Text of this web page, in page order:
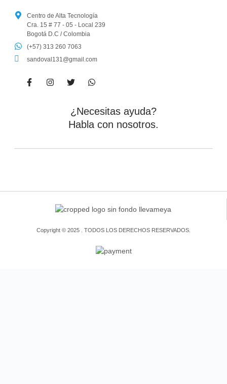
Centro de Alta Tecnología
Cra. 15 # 77 - 05 - Local 239
Bogotá D.C / Colombia
(+57) 313 260 7063
sandoval131@gmail.com
¿Necesitas ayuda?
Habla con nosotros.
Copyright © 2025 . TODOS LOS DERECHOS RESERVADOS.